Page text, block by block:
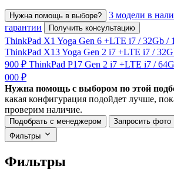
Нужна помощь в выборе? 3 модели в
гарантии
Получить консультацию
ThinkPad X1 Yoga Gen 6 +LTE i7 / 32Gb /
ThinkPad X13 Yoga Gen 2 i7 +LTE i7 /
900 ₽ ThinkPad P17 Gen 2 i7 +LTE i7 /
000 ₽
Нужна помощь с выбором по этой
какая конфигурация подойдет лучше,
проверим наличие.
Подобрать с менеджером
Запросить фото
Фильтры
Фильтры